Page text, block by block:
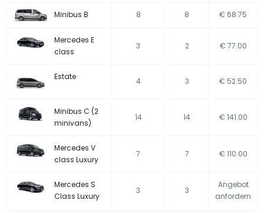
Minibus B 8 8 € 68.75
Mercedes E
class
3 2 € 77.00
Estate 4 3 € 52.50
Minibus C (2
minivans)
14 14 € 141.00
Mercedes V
class Luxury
7 7 € 110.00
Mercedes S
Class Luxury
3 3
Angebot
anfordern